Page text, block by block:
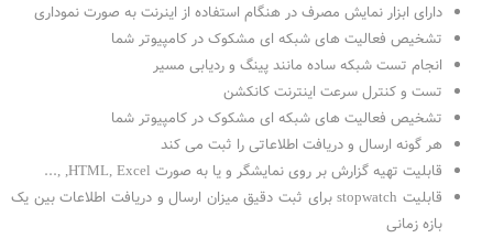
دارای ابزار نمایش مصرف در هنگام استفاده از اینرنت به صورت نموداری
تشخیص فعالیت های شبکه ای مشکوک در کامپیوتر شما
انجام تست شبکه ساده مانند پینگ و ردیابی مسیر
تست و كنترل سرعت اینترنت کانکشن
تشخیص فعالیت های شبکه ای مشکوک در کامپیوتر شما
هر گونه ارسال و دریافت اطلاعاتی را ثبت می کند
قابلیت تهیه گزارش بر روی نمایشگر و یا به صورت HTML, Excel, ,...
قابلیت stopwatch برای ثبت دقیق میزان ارسال و دریافت اطلاعات بین یک
بازه زمانی